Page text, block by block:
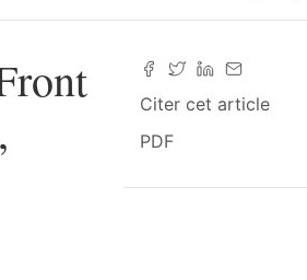
Citer cet article
PDF